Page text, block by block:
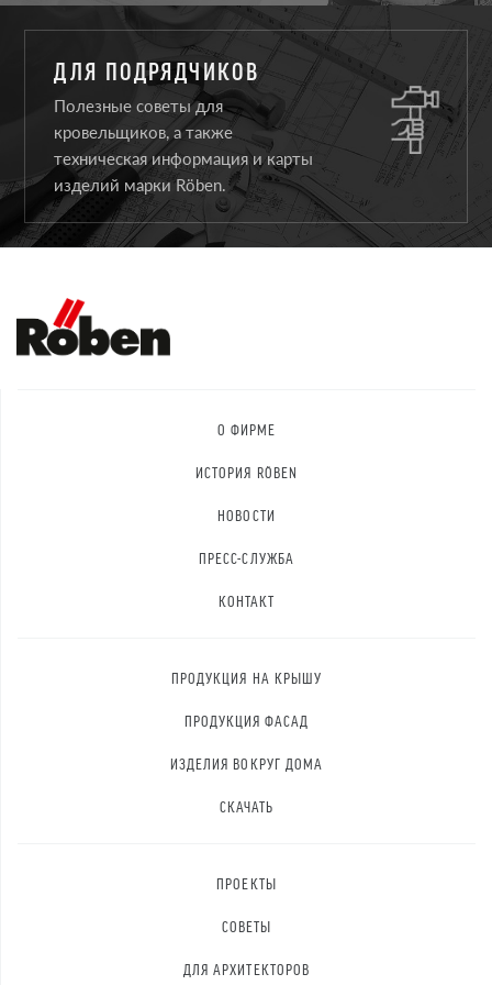
ДЛЯ ПОДРЯДЧИКОВ
Полезные советы для
кровельщиков, а также
техническая информация и карты
изделий марки Röben.
О ФИРМЕ
ИСТОРИЯ RÖBEN
НОВОСТИ
ПРЕСС-СЛУЖБА
КОНТАКТ
ПРОДУКЦИЯ НА КРЫШУ
ПРОДУКЦИЯ ФАСАД
ИЗДЕЛИЯ ВОКРУГ ДОМА
СКАЧАТЬ
ПРОЕКТЫ
СОВЕТЫ
ДЛЯ АРХИТЕКТОРОВ